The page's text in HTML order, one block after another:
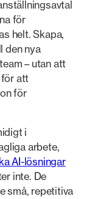
för
helt. Skapa,
den nya
– utan att
för att
för
i
arbete,
AI-lösningar
inte. De
små, repetitiva